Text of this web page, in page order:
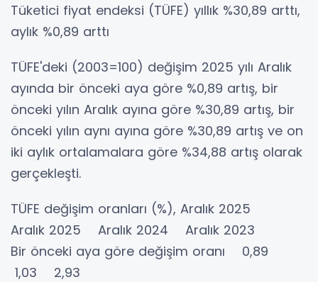
Tüketici fiyat endeksi (TÜFE) yıllık %30,89 arttı,
aylık %0,89 arttı
TÜFE'deki (2003=100) değişim 2025 yılı Aralık
ayında bir önceki aya göre %0,89 artış, bir
önceki yılın Aralık ayına göre %30,89 artış, bir
önceki yılın aynı ayına göre %30,89 artış ve on
iki aylık ortalamalara göre %34,88 artış olarak
gerçekleşti.
TÜFE değişim oranları (%), Aralık 2025
Aralık 2025 Aralık 2024 Aralık 2023
Bir önceki aya göre değişim oranı 0,89
1,03 2,93